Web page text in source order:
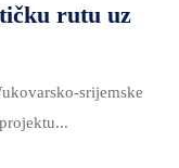
rutu uz
srijemske